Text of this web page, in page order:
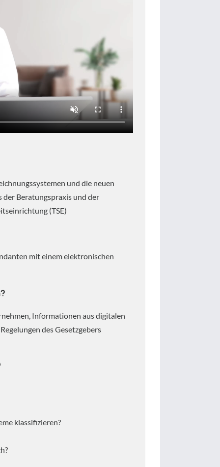
und die neuen
der Beratungspraxis und der
(TSE)
mit einem elektronischen
Informationen aus digitalen
des Gesetzgebers
klassifizieren?